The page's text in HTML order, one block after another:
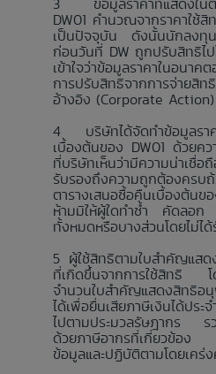
DW01 คำนวณจากราคาใช้
เป็นปัจจุบัน ดังนั้นนักลงทุน
ก่อนวันที่ DW ถูกปรับสิทธิไ
เข้าใจว่าข้อมูลราคาในอนา
การปรับสิทธิจากการจ่ายสิ
อ้างอิง (Corporate
บริษัทได้จัดทำข้อมูลรา
เบื้องต้นของ DW01 ด้วยค
ที่บริษัทเห็นว่ามีความน่าเชื่อ
รับรองถึงความถูกต้องครบ
ตารางเสนอซื้อคืนเบื้องต้
ห้ามมิให้ผู้ใดทำซ้ำ คัดลอก
ทั้งหมดหรือบางส่วนโดยไม่
ผู้ใช้สิทธิตามใบสำคัญแส
ที่เกิดขึ้นจากการใช้สิทธิ โ
จำนวนใบสำคัญแสดงสิทธิอ
ได้เพื่อยื่นเสียภาษีเงินได้ปร
ไปตามประมวลรัษฎากร ร
ด้วยภาษีอากรที่เกี่ยวข้อง
ข้อมูลและปฏิบัติตามโดยเคร่